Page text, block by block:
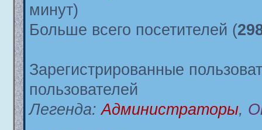
минут)
Больше всего посетителей (
Зарегистрированные
пользователей
Легенда:Администраторы,